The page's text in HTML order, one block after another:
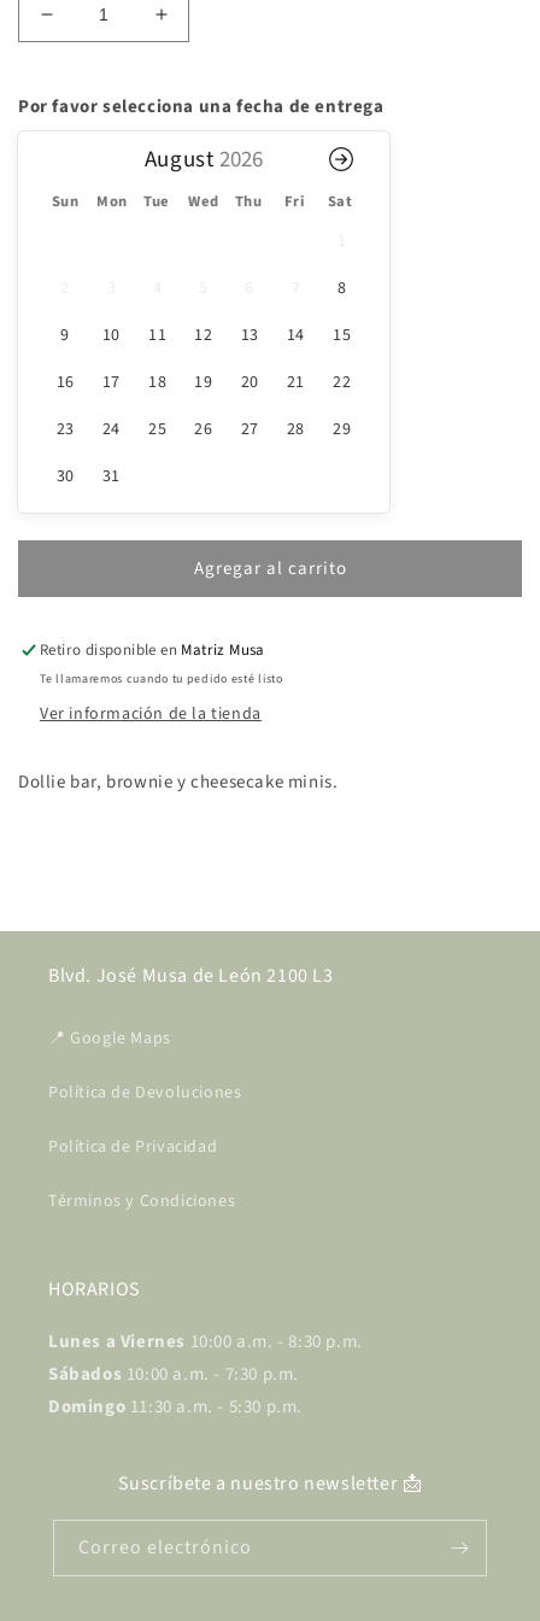
Reducir
cantidad
Mix
box
Aumentar
cantidad
Mix
box
Por favor selecciona una fecha de entrega
August
Sun Mon Tue Wed Thu Fri Sat
8
9
10 11 12 13 14
15
16
17 18 19 20 21
22
23
24 25 26 27 28
29
30
31
Agregar al carrito
Retiro disponible en Matriz Musa
Te llamaremos cuando tu pedido esté listo
Ver información de la tienda
Dollie bar, brownie y cheesecake minis.
Blvd. José Musa de León 2100 L3
📍 Google Maps
Política de Devoluciones
Política de Privacidad
Términos y Condiciones
HORARIOS
Lunes a Viernes 10:00 a.m. - 8:30 p.m.
Sábados 10:00 a.m. - 7:30 p.m.
Domingo 11:30 a.m. - 5:30 p.m.
Suscríbete a nuestro newsletter 📩
Correo electrónico